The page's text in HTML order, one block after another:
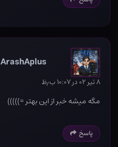
ArashAplus
۸ تیر ۰۲ در ۱۰:۰۷ ب٫ظ
مگه میشه خبر از این بهتر =)))))
پاسخ